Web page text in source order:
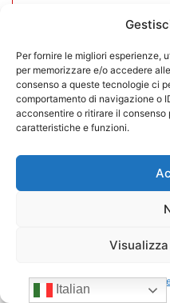
Per fornire le migliori esperienze,
per memorizzare e/o accedere
consenso a queste tecnologie ci
comportamento di navigazione o
acconsentire o ritirare il
caratteristiche e funzioni.
Italian